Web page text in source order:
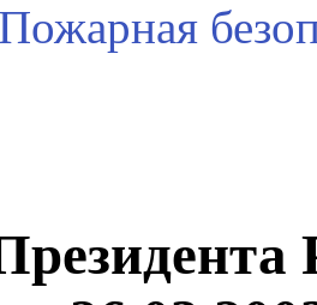
Пожарная